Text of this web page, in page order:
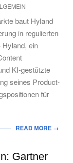
baut Hyland
in regulierten
Hyland, ein
KI-gestützte
seines Product-
für
READ MORE →
Gartner